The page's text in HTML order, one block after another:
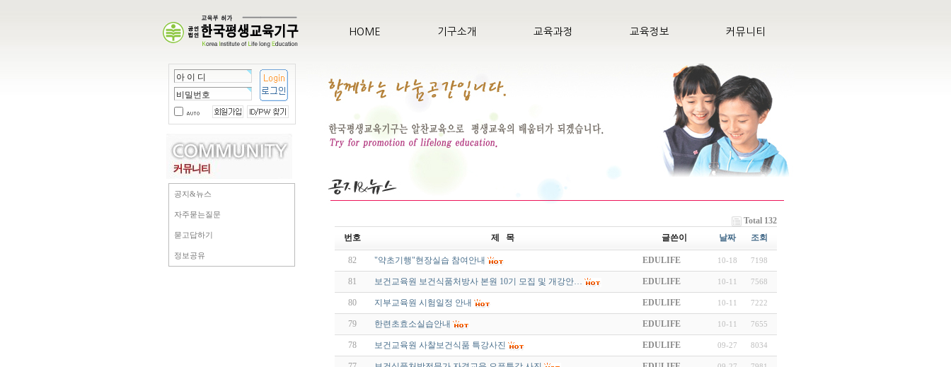
HOME 기구소개 교육과정 교육정보 커뮤니티
공지&뉴스
자주묻는질문
묻고답하기
정보공유
Total 132
번호
제 목 글쓴이 날짜 조회
82 "약초기행"현장실습 참여안내 EDULIFE 10-18 7198
81 보건교육원 보건식품처방사 본원 10기 모집 및 개강안… EDULIFE 10-11 7568
80 지부교육원 시험일정 안내 EDULIFE 10-11 7222
79 한련초효소실습안내 EDULIFE 10-11 7655
78 보건교육원 사찰보건식품 특강사진 EDULIFE 09-27 8034